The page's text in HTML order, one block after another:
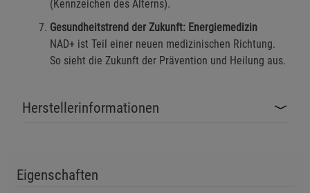
(Kennzeichen des Alterns).
Gesundheitstrend der Zukunft: Energiemedizin
NAD+ ist Teil einer neuen medizinischen Richtung.
So sieht die Zukunft der Prävention und Heilung aus.
Herstellerinformationen
Eigenschaften
Beschreibung Funktionale Cookies
Cookie-Informationenanzeigen
Cookie-Informationen
Beschreibung Marketing Cookies